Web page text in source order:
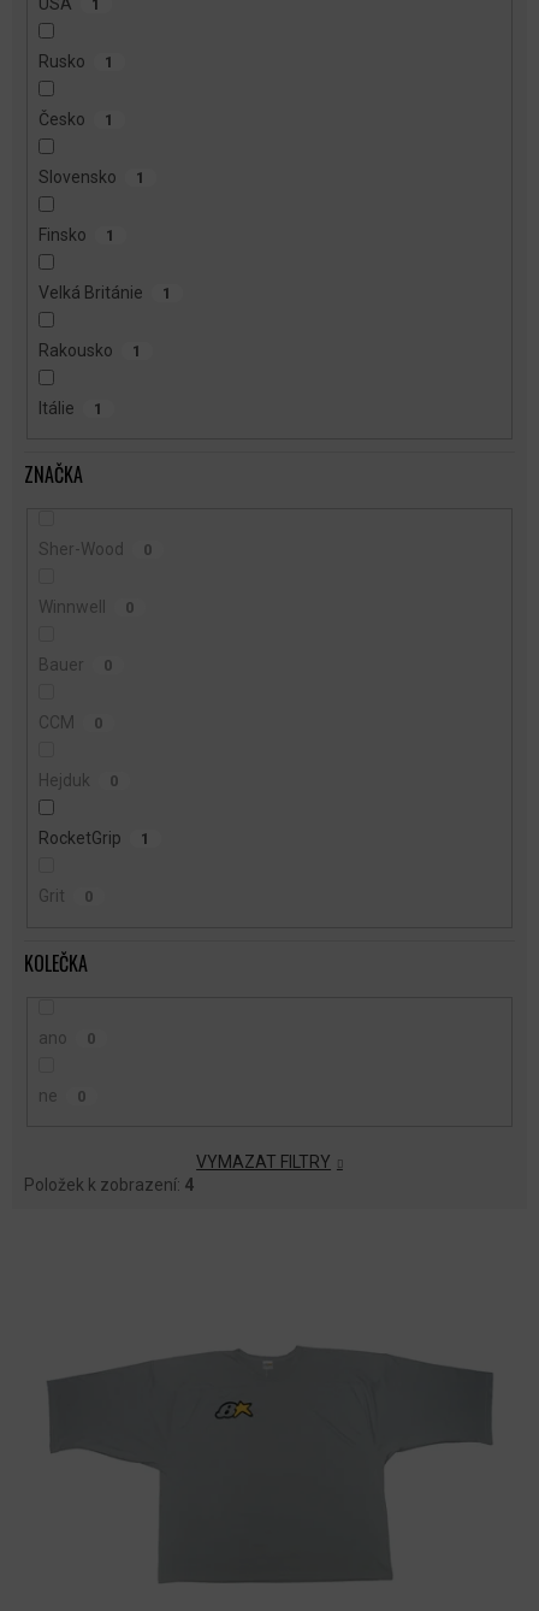
1
Rusko 1
Česko 1
Slovensko 1
Finsko 1
Velká Británie 1
Rakousko 1
Itálie 1
ZNAČKA
Sher-Wood 0
Winnwell 0
Bauer 0
CCM 0
Hejduk 0
RocketGrip 1
Grit 0
KOLEČKA
ano 0
ne 0
VYMAZAT FILTRY
Položek k zobrazení: 4